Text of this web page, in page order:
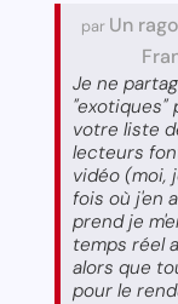
par Un
Je ne
"exotiques"
votre liste
lecteurs
vidéo (moi,
fois où j'en
prend je
temps réel
alors que
pour le